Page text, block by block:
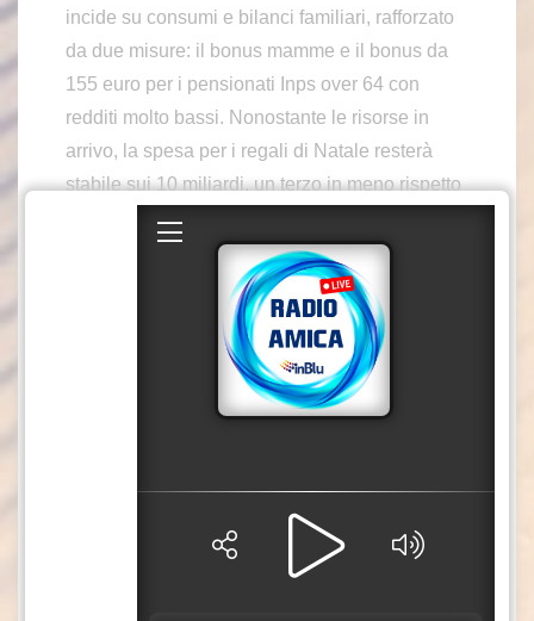
incide su consumi e bilanci familiari, rafforzato
da due misure: il bonus mamme e il bonus da
155 euro per i pensionati Inps over 64 con
redditi molto bassi. Nonostante le risorse in
arrivo, la spesa per i regali di Natale resterà
stabile sui 10 miliardi, un terzo in meno rispetto
a dieci anni fa. A pesare sono acquisti anticipati
con il Black Friday e budget familiari più ridotti.
Sul podio dei regali restano alimentari e vini,
seguiti da giocattoli, tecnologia, libri e
abbigliamento. In forte crescita i doni digitali,
dagli abbonamenti streaming ai buoni online.
Sul piano territoriale, la distribuzione delle
numero di percettori, con 2,75 milioni, seguita
da Milano, Napoli e Torino